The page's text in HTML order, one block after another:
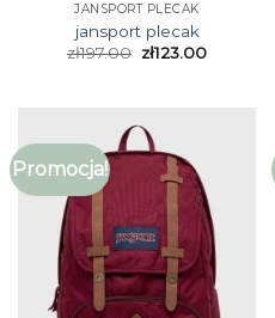
JANSPORT PLECAK
jansport plecak
zł197.00 zł123.00
Promocja!